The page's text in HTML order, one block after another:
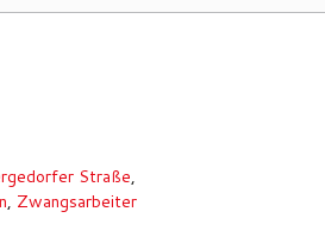
Straße,
, Zwangsarbeiter